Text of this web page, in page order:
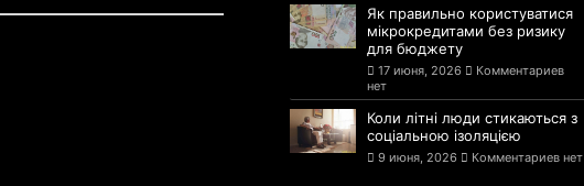
Як правильно користуватися
мікрокредитами без ризику
для бюджету
17 июня, 2026
Комментариев
нет
Коли літні люди стикаються з
соціальною ізоляцією
9 июня, 2026 Комментариев нет